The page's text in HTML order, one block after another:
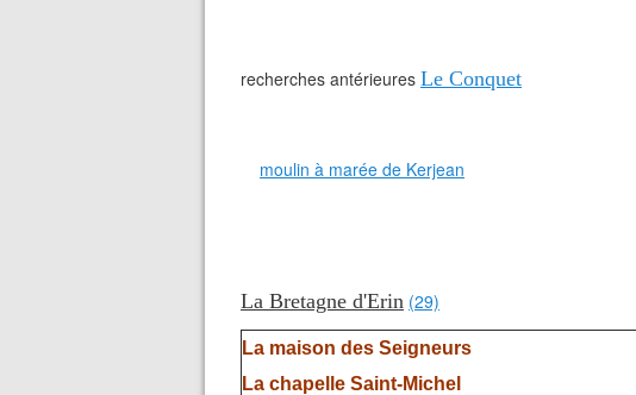
recherches antérieures Le Conquet
moulin à marée de Kerjean
La Bretagne d'Erin (29)
La maison des Seigneurs
La chapelle Saint-Michel